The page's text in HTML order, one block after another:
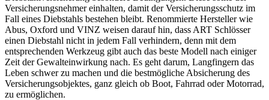
Versicherungsnehmer einhalten, damit der Versicherungsschutz im
Fall eines Diebstahls bestehen bleibt. Renommierte Hersteller wie
Abus, Oxford und VINZ weisen darauf hin, dass ART Schlösser
einen Diebstahl nicht in jedem Fall verhindern, denn mit dem
entsprechenden Werkzeug gibt auch das beste Modell nach einiger
Zeit der Gewalteinwirkung nach. Es geht darum, Langfingern das
Leben schwer zu machen und die bestmögliche Absicherung des
Versicherungsobjektes, ganz gleich ob Boot, Fahrrad oder Motorrad,
zu ermöglichen.